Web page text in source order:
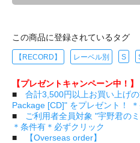
この商品に登録されているタグ
【RECORD】 レーベル別 S
【プレゼントキャンペーン中！】
■ 合計3,500円以上お買い上げ
Package [CD]" をプレゼント！
■
ご利用者全員対象 "宇野君の
＊条件有＊必ずクリック
■
【Overseas order】